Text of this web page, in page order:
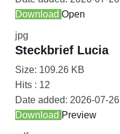
Download Open
jpg
Steckbrief Lucia
Size: 109.26 KB
Hits : 12
Date added: 2026-07-26
Download Preview